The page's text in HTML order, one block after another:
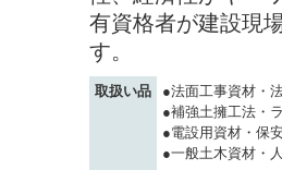
有資格者が建設現
す。
取扱い品
●法面工事資材・
●補強土擁工法・
●電設用資材・保
●一般土木資材・